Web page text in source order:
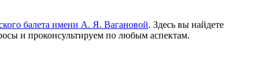
балета имени А. Я. Вагановой. Здесь вы найдете
и проконсультируем по любым аспектам.